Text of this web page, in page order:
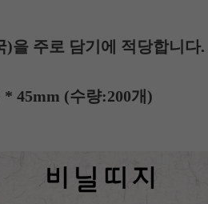
)을 주로 담기에 적당합니다.
* 45mm (수량:200개)